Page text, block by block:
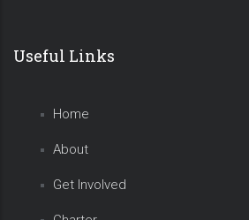
Useful Links
Home
About
Get Involved